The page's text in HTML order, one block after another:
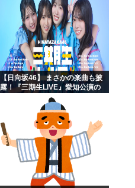
【日向坂46】 まさかの楽曲も披
露！『三期生LIVE』愛知公演の